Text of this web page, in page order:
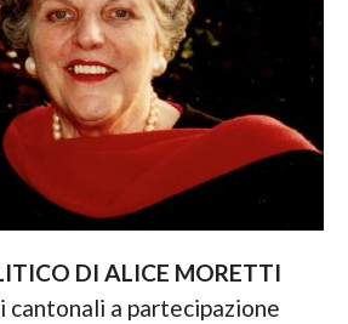
DI ALICE MORETTI
cantonali a partecipazione